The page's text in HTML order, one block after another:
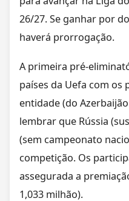
26/27. Se ganhar por
haverá prorrogação.
A primeira pré-
países da Uefa com os
entidade (do
lembrar que Rússia
(sem campeonato
competição. Os
assegurada a
1,033 milhão).